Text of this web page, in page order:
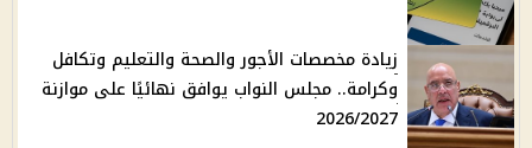
زيادة مخصصات الأجور والصحة والتعليم وتكافل
وكرامة.. مجلس النواب يوافق نهائيًا على موازنة
2026/2027